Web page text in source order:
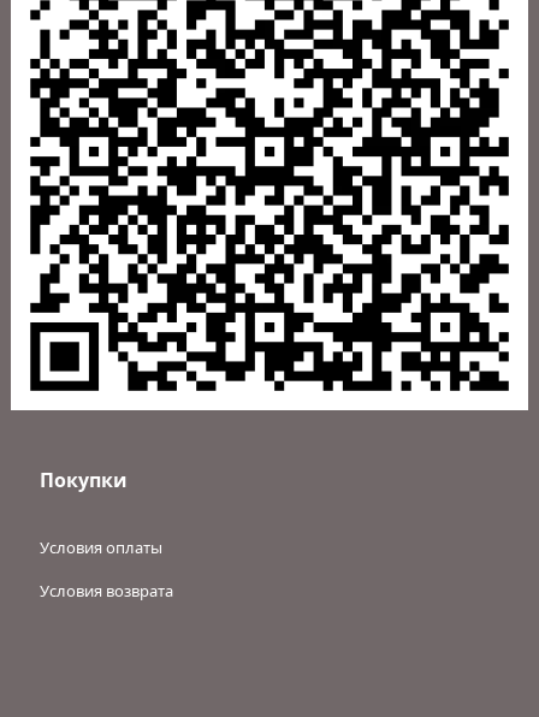
WhatsApp:
+7 (999) 082-75-94
Telegram:+7 (999) 082-75-94
Почта:info-intpol@mail.ru
Политика в отношении обработки персональных данных на
сайте intpol.ru
Магазин
Личный кабинет
Каталог
Услуги
Новости и акции
Покупки
Условия оплаты
Условия возврата